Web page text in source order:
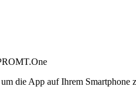
die App auf Ihrem Smartphone